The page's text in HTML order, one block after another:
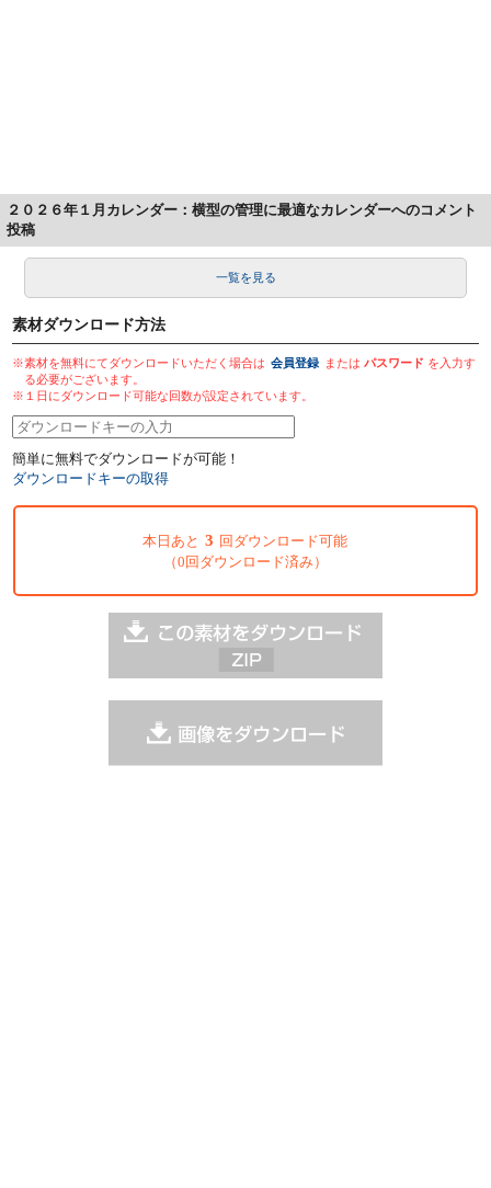
２０２６年１月カレンダー：横型の管理に最適なカレンダーへのコメント
投稿
一覧を見る
素材ダウンロード方法
※素材を無料にてダウンロードいただく場合は 会員登録 またはパスワード を入力す
る必要がございます。
※１日にダウンロード可能な回数が設定されています。
簡単に無料でダウンロードが可能！
ダウンロードキーの取得
本日あと 3 回ダウンロード可能
（0回ダウンロード済み）